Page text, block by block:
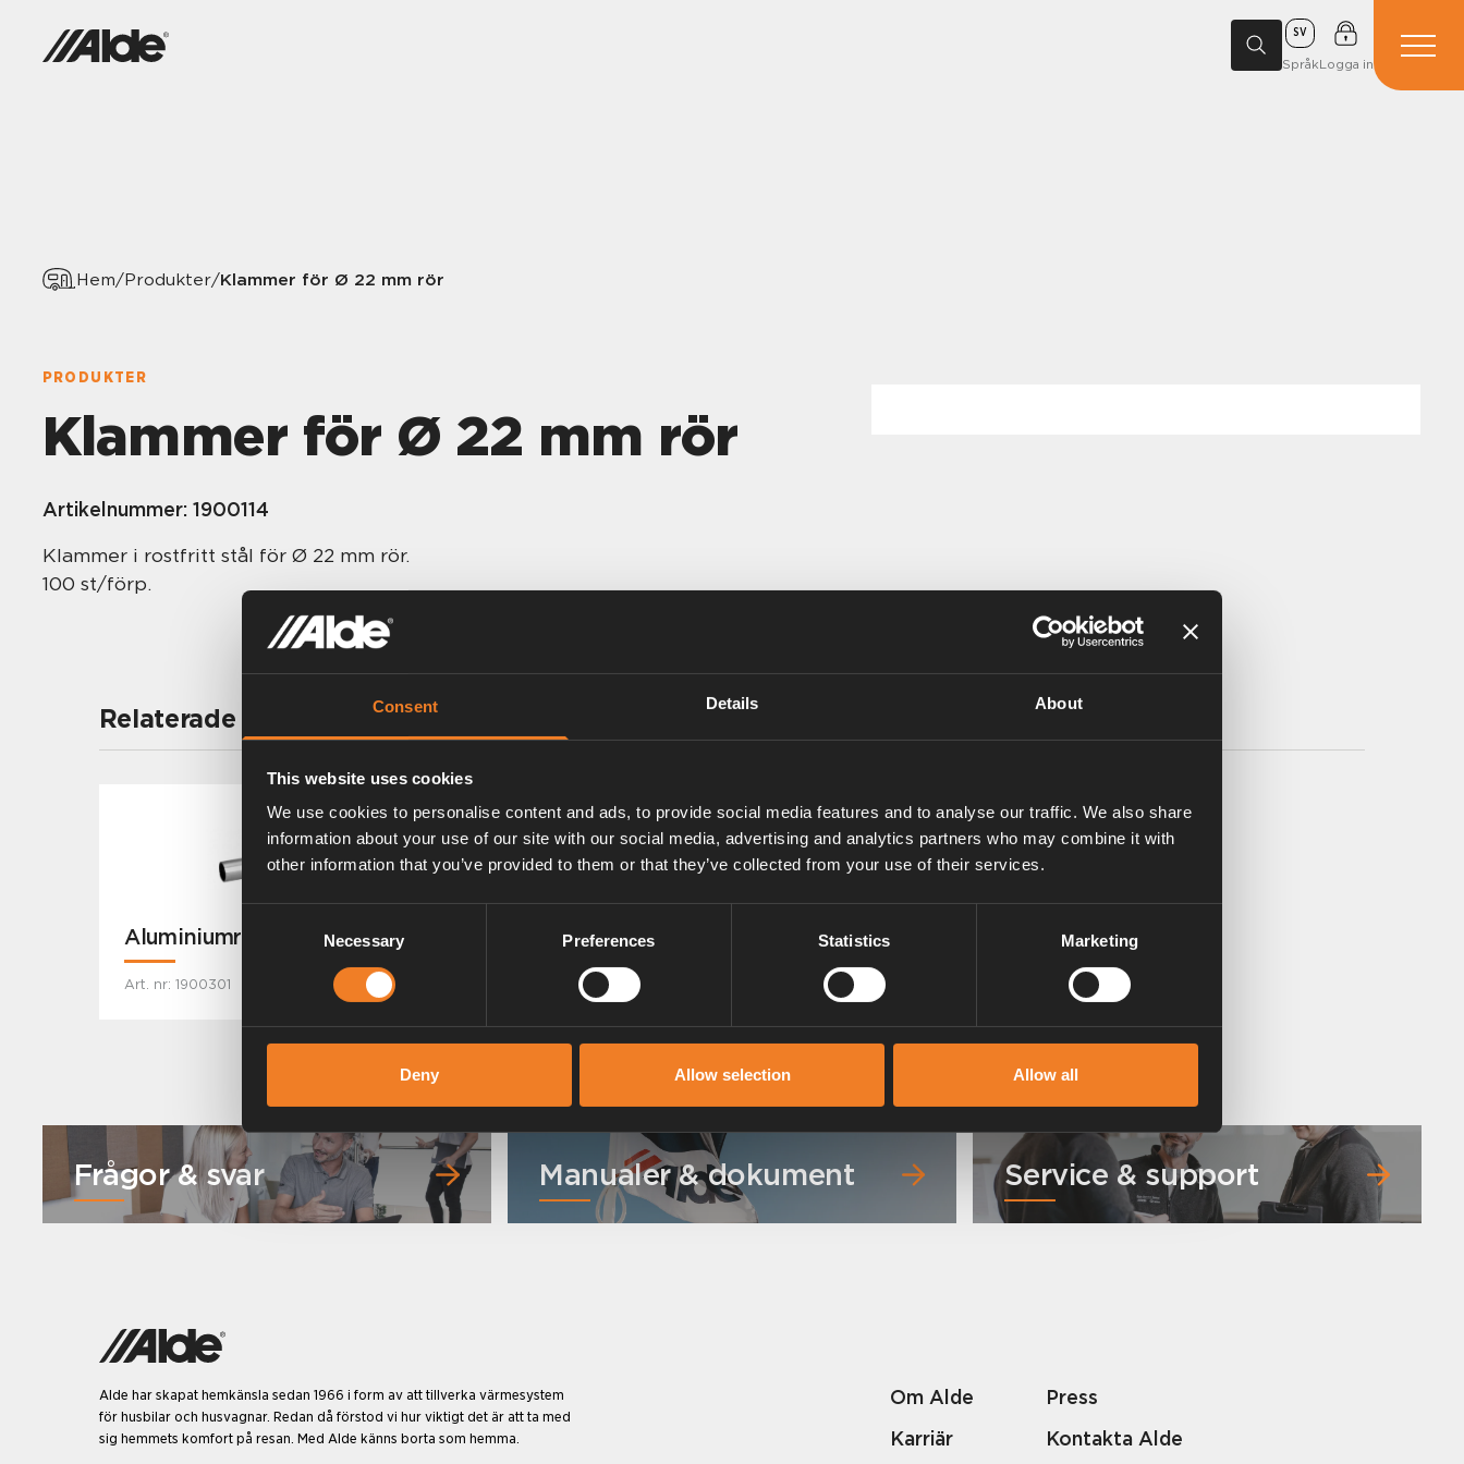
Consent Details About
This website uses cookies
We use cookies to personalise content and ads, to provide social media features and to analyse our traffic. We also share
information about your use of our site with our social media, advertising and analytics partners who may combine it with
other information that you’ve provided to them or that they’ve collected from your use of their services.
Necessary Preferences Statistics Marketing
Deny Allow selection Allow all
SV
SpråkLogga in
Hem/Produkter/Klammer för Ø 22 mm rör
PRODUKTER
Klammer för Ø 22 mm rör
Artikelnummer: 1900114
Klammer i rostfritt stål för Ø 22 mm rör.
100 st/förp.
Relaterade produkter
Aluminiumrör
Art. nr: 1900301
Frågor & svar Manualer & dokument Service & support
Alde har skapat hemkänsla sedan 1966 i form av att tillverka värmesystem
för husbilar och husvagnar. Redan då förstod vi hur viktigt det är att ta med
sig hemmets komfort på resan. Med Alde känns borta som hemma.
Om Alde
Karriär
Press
Kontakta Alde